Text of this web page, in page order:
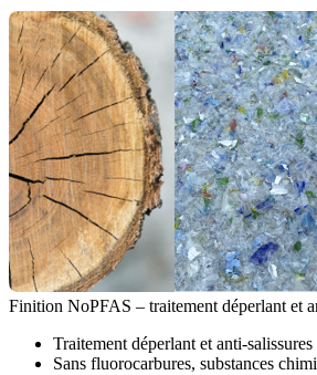
Finition NoPFAS – traitement déperlant et
Traitement déperlant et anti-
Sans fluorocarbures, substances